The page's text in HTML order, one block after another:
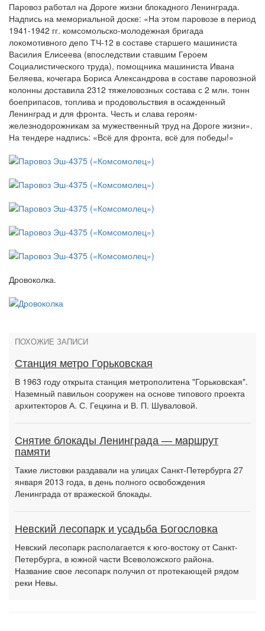
Паровоз работал на Дороге жизни блокадного Ленинграда.
Надпись на мемориальной доске: «На этом паровозе в период
1941-1942 гг. комсомольско-молодежная бригада
локомотивного депо ТЧ-12 в составе старшего машиниста
Василия Елисеева (впоследствии ставшим Героем
Социалистического труда), помощника машиниста Ивана
Беляева, кочегара Бориса Александрова в составе паровозной
колонны доставила 2312 тяжеловозных состава с 2 млн. тонн
боеприпасов, топлива и продовольствия в осажденный
Ленинград и для фронта. Честь и слава героям-
железнодорожникам за мужественный труд на Дороге жизни».
На тендере надпись: «Всё для фронта, всё для победы!»
Дровоколка.
ПОХОЖИЕ ЗАПИСИ
Станция метро Горьковская
В 1963 году открыта станция метрополитена "Горьковская".
Наземный павильон сооружен на основе типового проекта
архитекторов А. С. Гецкина и В. П. Шуваловой.
Снятие блокады Ленинграда — маршрут
памяти
Такие листовки раздавали на улицах Санкт-Петербурга 27
января 2013 года, в день полного освобождения
Ленинграда от вражеской блокады.
Невский лесопарк и усадьба Богословка
Невский лесопарк располагается к юго-востоку от Санкт-
Петербурга, в южной части Всеволожского района.
Название свое лесопарк получил от протекающей рядом
реки Невы.